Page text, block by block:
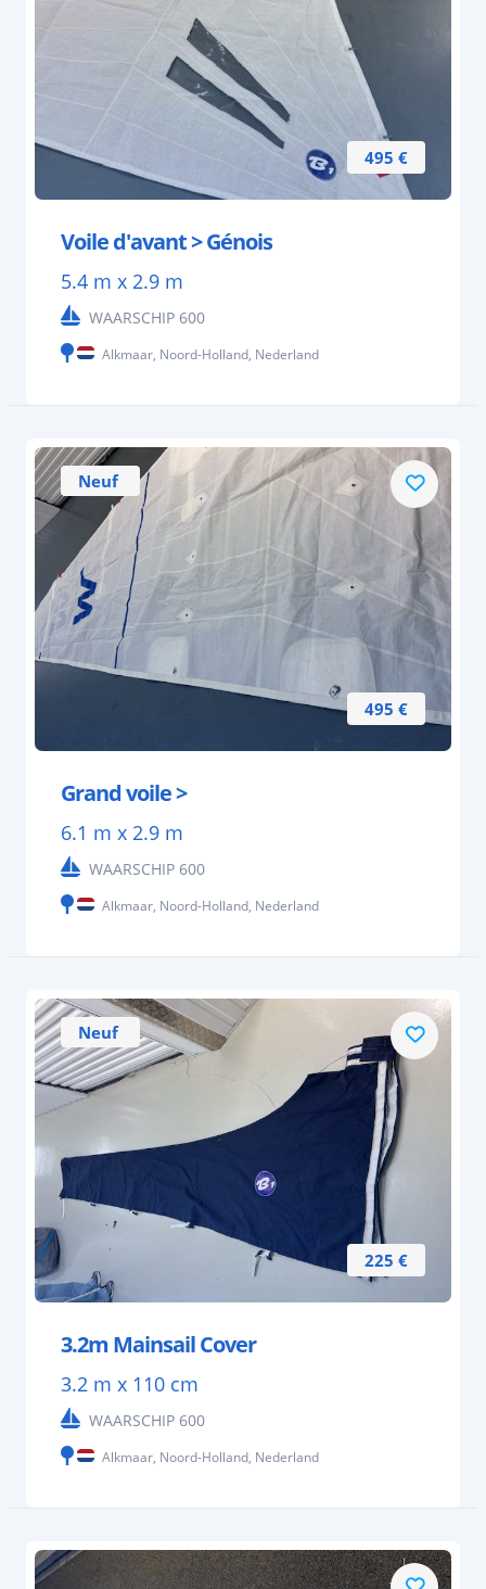
495 €
Voile d'avant > Génois
5.4 m x 2.9 m
WAARSCHIP 600
Alkmaar, Noord-Holland, Nederland
495 €
Neuf
Grand voile >
6.1 m x 2.9 m
WAARSCHIP 600
Alkmaar, Noord-Holland, Nederland
225 €
Neuf
3.2m Mainsail Cover
3.2 m x 110 cm
WAARSCHIP 600
Alkmaar, Noord-Holland, Nederland